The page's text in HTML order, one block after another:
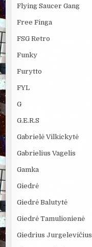
Flying Saucer Gang
Free Finga
FSG Retro
Funky
Furytto
FYL
G
G.E.R.S
Gabrielė Vilkickytė
Gabrielius Vagelis
Gamka
Giedrė
Giedrė Balutytė
Giedrė Tamulionienė
Giedrius Jurgelevičius